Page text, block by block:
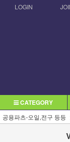
LOGIN
CATEGORY
공용파츠-오일,전구 등등